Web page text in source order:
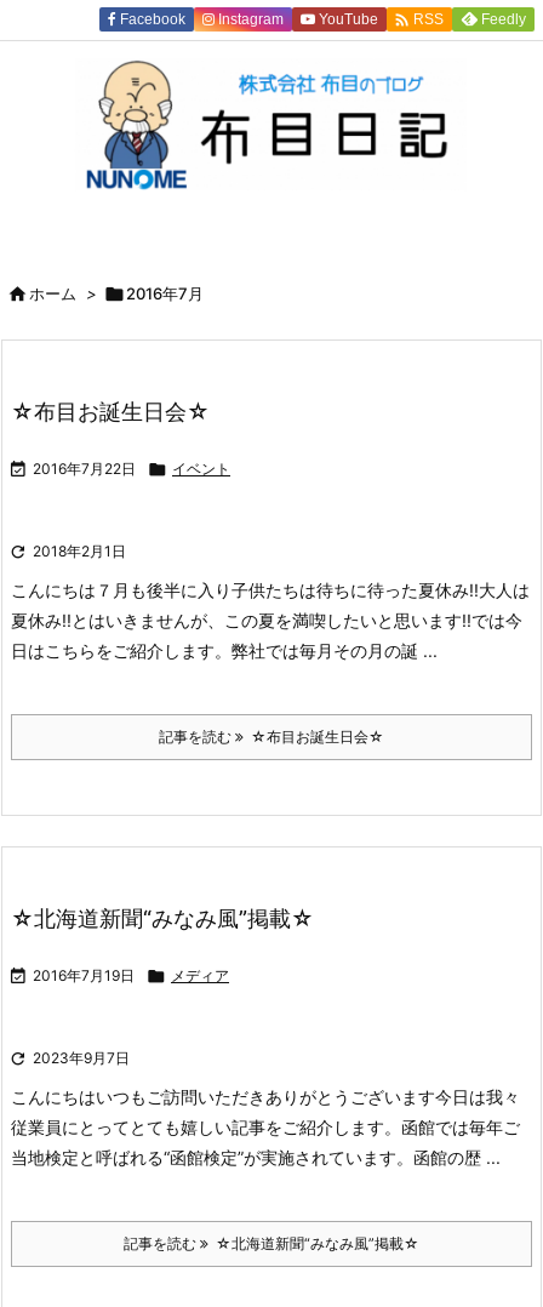
Facebook Instagram YouTube  RSS Feedly
ホーム > 2016年7月
☆布目お誕生日会☆
 2016年7月22日  イベント
 2018年2月1日
こんにちは ７月も後半に入り子供たちは待ちに待った夏休み!!大人は
夏休み!!とはいきませんが、この夏を満喫したいと思います!!では今
日はこちらをご紹介します。 弊社では毎月その月の誕 ...
記事を読む ☆布目お誕生日会☆
☆北海道新聞“みなみ風”掲載☆
 2016年7月19日  メディア
 2023年9月7日
こんにちはいつもご訪問いただきありがとうございます今日は我々
従業員にとってとても嬉しい記事をご紹介します。 函館では毎年ご
当地検定と呼ばれる“函館検定”が実施されています。 函館の歴 ...
記事を読む ☆北海道新聞“みなみ風”掲載☆